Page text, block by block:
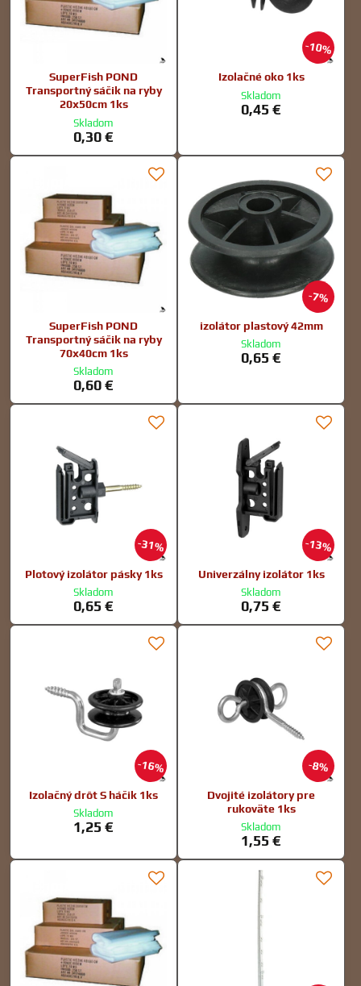
SuperFish POND
Transportný sáčik na ryby
20x50cm 1ks
Skladom
0,30 €
10%
Izolačné oko 1ks
Skladom
0,45 €
SuperFish POND
Transportný sáčik na ryby
70x40cm 1ks
Skladom
0,60 €
7%
izolátor plastový 42mm
Skladom
0,65 €
31%
Plotový izolátor pásky 1ks
Skladom
0,65 €
13%
Univerzálny izolátor 1ks
Skladom
0,75 €
16%
Izolačný drôt S háčik 1ks
Skladom
1,25 €
8%
Dvojité izolátory pre
rukoväte 1ks
Skladom
1,55 €